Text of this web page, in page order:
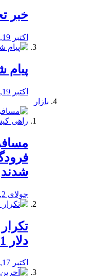
خبر
اکتبر 19, 2019
پیام
اکتبر 19, 2019
بازار
شدند
جولای 2, 2020
دلار 11 400
اکتبر 17, 2019